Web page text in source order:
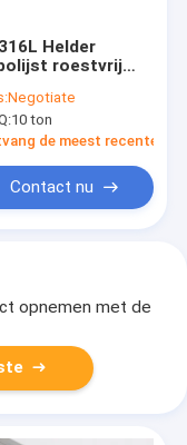
Helder
roestvrij
Negotiate
10 ton
de meest recente
Contact nu
opnemen met de